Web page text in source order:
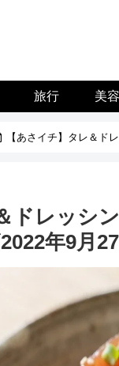
旅行 美容
【あさイチ】タレ＆ド
ドレッシ
年9月